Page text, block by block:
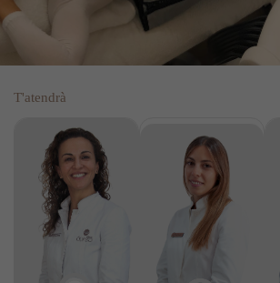
T'atendrà